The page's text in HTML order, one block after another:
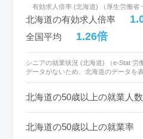
有効求人倍率 (北海道) （厚生労働省
北海道の有効求人倍率
全国平均 1.26倍
シニアの就業状況 (北海道) （e-Stat
データがないため、北海道のデータを
北海道の50歳以上の就業人数
北海道の50歳以上の就業率